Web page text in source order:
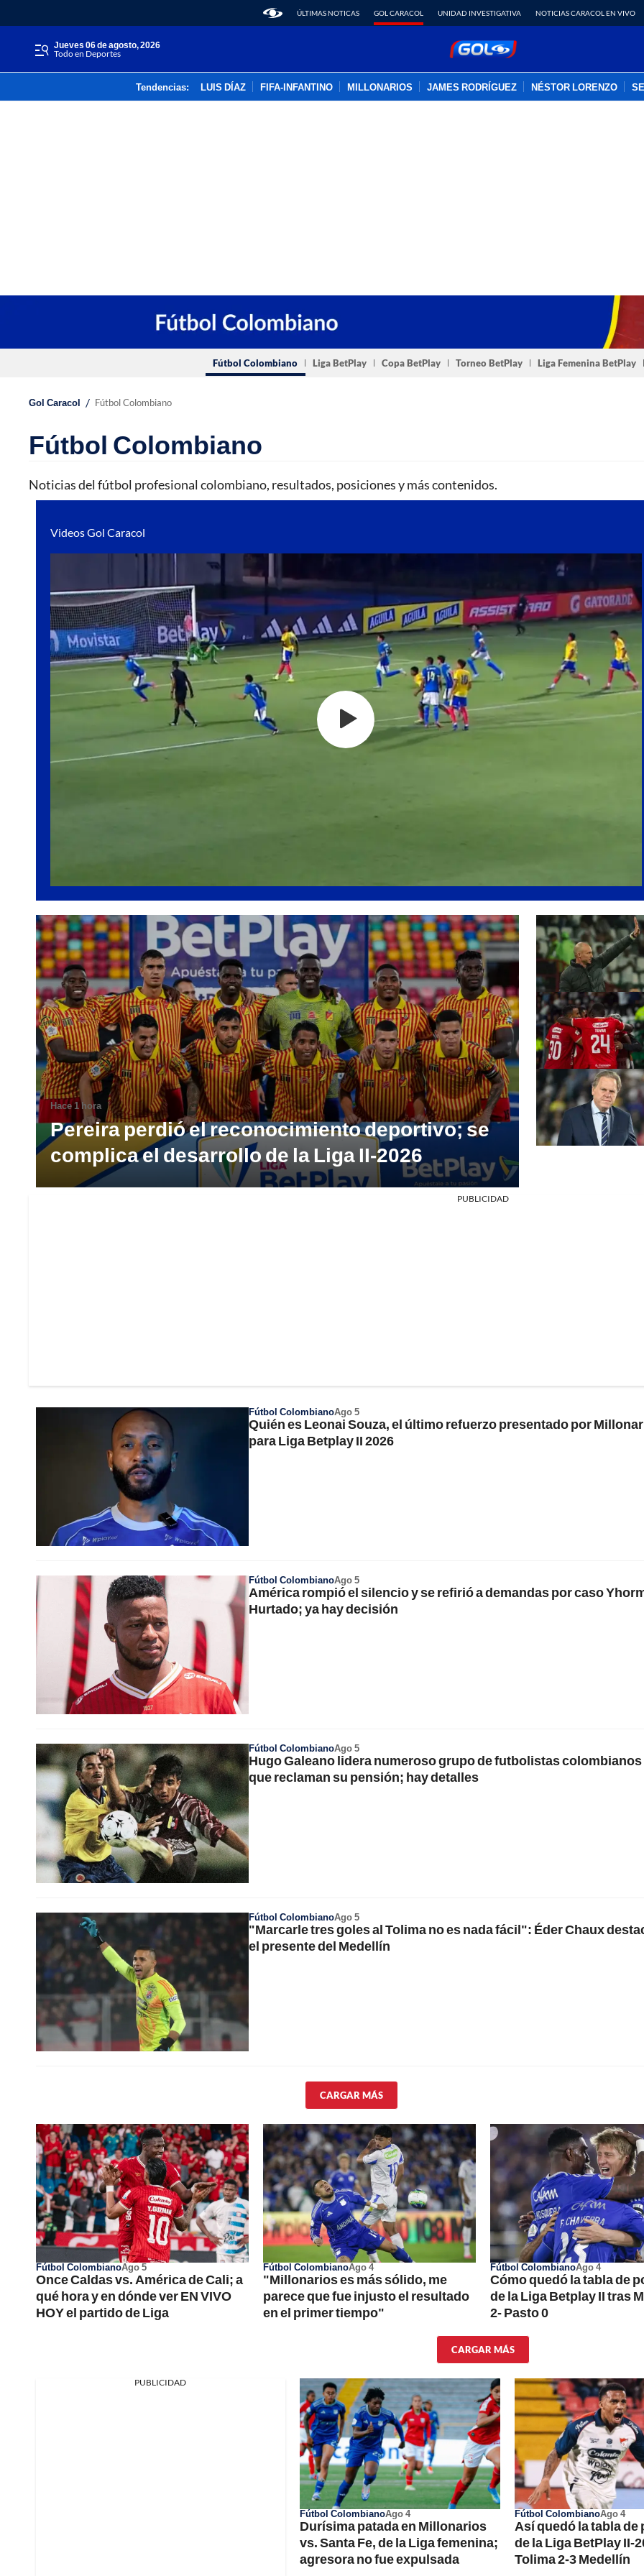
ÚLTIMAS NOTICAS GOL CARACOL UNIDAD INVESTIGATIVA NOTICIAS CARACOL EN VIVO
jueves 06 de agosto, 2026
Todo en Deportes
Tendencias: LUIS DÍAZ FIFA-INFANTINO MILLONARIOS JAMES RODRÍGUEZ NÉSTOR LORENZO
Fútbol Colombiano Liga BetPlay Copa BetPlay Torneo BetPlay Liga Femenina BetPlay
Gol Caracol / Fútbol Colombiano
Fútbol Colombiano
Noticias del fútbol profesional colombiano, resultados, posiciones y más contenidos.
Videos Gol Caracol
Hace 1 hora
Pereira perdió el reconocimiento deportivo; se
complica el desarrollo de la Liga II-2026
PUBLICIDAD
Fútbol ColombianoAgo 5
Quién es Leonai Souza, el último refuerzo presentado por
para Liga Betplay II 2026
Fútbol ColombianoAgo 5
América rompió el silencio y se refirió a demandas por caso
Hurtado; ya hay decisión
Fútbol ColombianoAgo 5
Hugo Galeano lidera numeroso grupo de futbolistas colombianos
que reclaman su pensión; hay detalles
Fútbol ColombianoAgo 5
"Marcarle tres goles al Tolima no es nada fácil": Éder Chaux
el presente del Medellín
CARGAR MÁS
Fútbol ColombianoAgo 5
Once Caldas vs. América de Cali; a
qué hora y en dónde ver EN VIVO
HOY el partido de Liga
Fútbol ColombianoAgo 4
"Millonarios es más sólido, me
parece que fue injusto el resultado
en el primer tiempo"
Fútbol ColombianoAgo 4
Cómo quedó la tabla de
de la Liga Betplay II tras
2- Pasto 0
CARGAR MÁS
PUBLICIDAD
Fútbol ColombianoAgo 4
Durísima patada en Millonarios
vs. Santa Fe, de la Liga femenina;
agresora no fue expulsada
Fútbol ColombianoAgo 4
Así quedó la tabla
de la Liga BetPlay II-
Tolima 2-3 Medellín